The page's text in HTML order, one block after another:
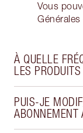
Vous
À QUELLE
LES
PUIS-JE
ABONNEMENT